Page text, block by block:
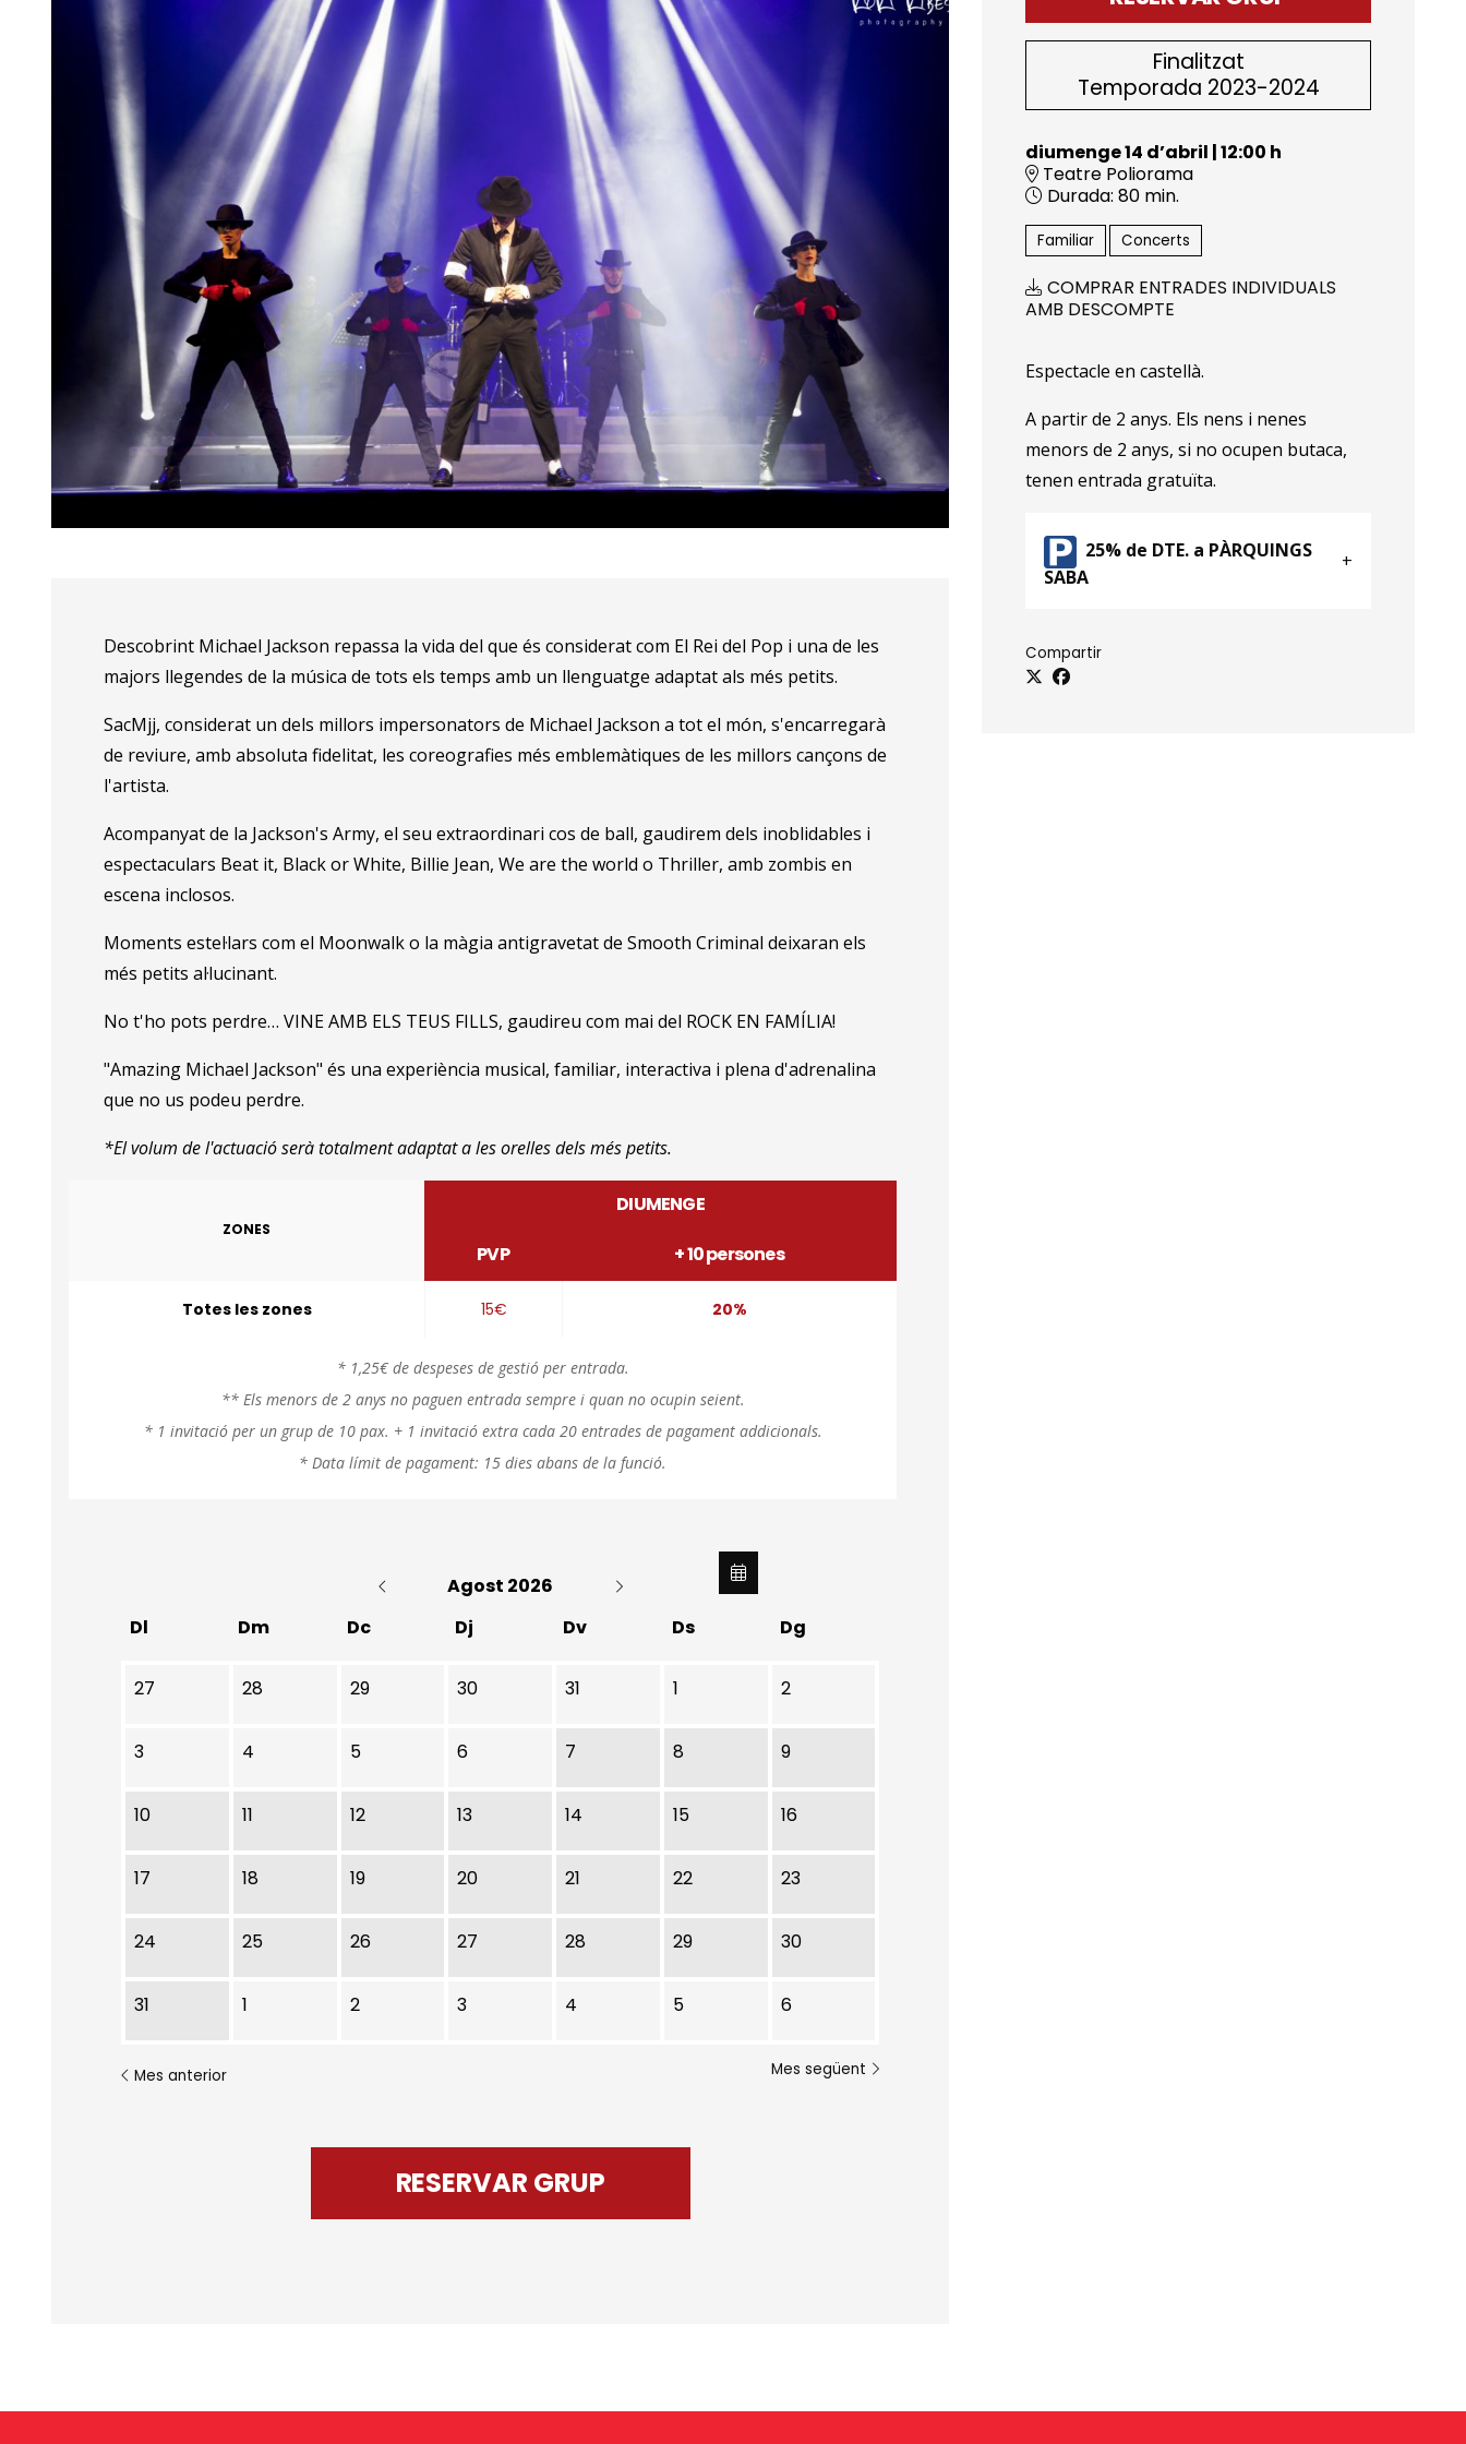
Finalitzat
Temporada 2023-2024
diumenge 14 d’abril |12:00 h
Teatre Poliorama
Durada: 80 min.
Familiar Concerts
COMPRAR ENTRADES INDIVIDUALS
AMB DESCOMPTE
Espectacle en castellà.
A partir de 2 anys. Els nens i nenes
menors de 2 anys, si no ocupen butaca,
tenen entrada gratuïta.
25% de DTE. a PÀRQUINGS
SABA
Compartir
Descobrint Michael Jackson repassa la vida del que és considerat com El Rei del Pop i una de les
majors llegendes de la música de tots els temps amb un llenguatge adaptat als més petits.
SacMjj, considerat un dels millors impersonators de Michael Jackson a tot el món, s'encarregarà
de reviure, amb absoluta fidelitat, les coreografies més emblemàtiques de les millors cançons de
l'artista.
Acompanyat de la Jackson's Army, el seu extraordinari cos de ball, gaudirem dels inoblidables i
espectaculars Beat it, Black or White, Billie Jean, We are the world o Thriller, amb zombis en
escena inclosos.
Moments estel·lars com el Moonwalk o la màgia antigravetat de Smooth Criminal deixaran els
més petits al·lucinant.
No t'ho pots perdre… VINE AMB ELS TEUS FILLS, gaudireu com mai del ROCK EN FAMÍLIA!
"Amazing Michael Jackson" és una experiència musical, familiar, interactiva i plena d'adrenalina
que no us podeu perdre.
*El volum de l'actuació serà totalment adaptat a les orelles dels més petits.
ZONES
DIUMENGE
PVP
+ 10 persones
Totes les zones 15€ 20%
* 1,25€ de despeses de gestió per entrada.
** Els menors de 2 anys no paguen entrada sempre i quan no ocupin seient.
* 1 invitació per un grup de 10 pax. + 1 invitació extra cada 20 entrades de pagament addicionals.
* Data límit de pagament: 15 dies abans de la funció.
Agost 2026
Dl
Dm Dc Dj Dv Ds Dg
No hi ha cap activitat aquest mes
27 28 29 30 31 1 2
3 4 5 6 7 8 9
10 11 12 13 14 15 16
17 18 19 20 21 22 23
24 25 26 27 28 29 30
31 1 2 3 4 5 6
Mes anterior Mes següent
RESERVAR GRUP